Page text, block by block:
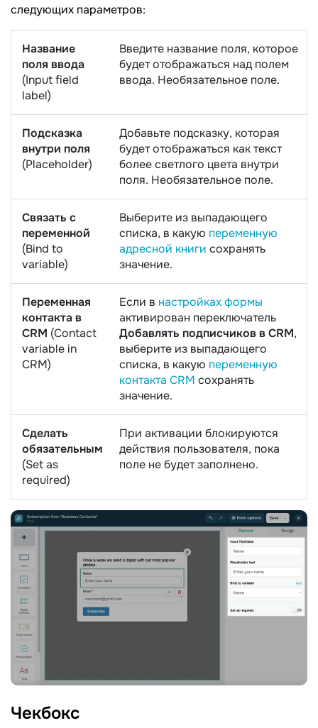
следующих параметров:
Название
поля ввода
(Input field
label)
Введите название поля, которое
будет отображаться над полем
ввода. Необязательное поле.
Подсказка
внутри поля
(Placeholder)
Добавьте подсказку, которая
будет отображаться как текст
более светлого цвета внутри
поля. Необязательное поле.
Связать с
переменной
(Bind to
variable)
Выберите из выпадающего
списка, в какую переменную
адресной книги сохранять
значение.
Переменная
контакта в
CRM (Contact
variable in
CRM)
Если в настройках формы
активирован переключатель
Добавлять подписчиков в CRM,
выберите из выпадающего
списка, в какую переменную
контакта CRM сохранять
значение.
Сделать
обязательным
(Set as
required)
При активации блокируются
действия пользователя, пока
поле не будет заполнено.
Чекбокс